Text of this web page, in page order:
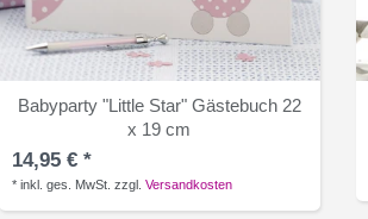
Babyparty "Little Star" Gästebuch 22
x 19 cm
14,95 € *
*inkl. ges. MwSt. zzgl.Versandkosten